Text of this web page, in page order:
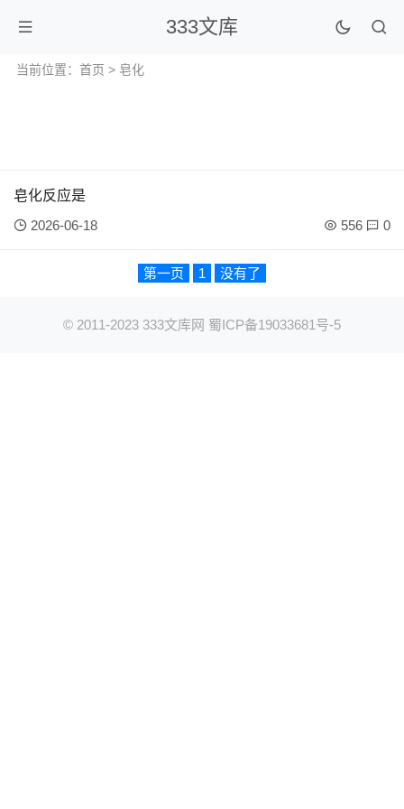
333文库
当前位置： 首页 > 皂化
皂化反应是
2026-06-18
556 0
第一页 1 没有了
© 2011-2023 333文库网 蜀ICP备19033681号-5